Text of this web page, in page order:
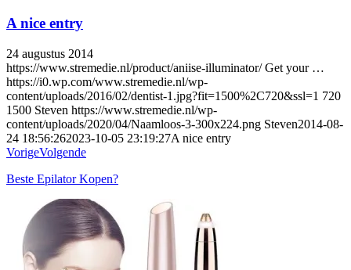
A nice entry
24 augustus 2014
https://www.stremedie.nl/product/aniise-illuminator/ Get your …
https://i0.wp.com/www.stremedie.nl/wp-
content/uploads/2016/02/dentist-1.jpg?fit=1500%2C720&ssl=1 720
1500 Steven https://www.stremedie.nl/wp-
content/uploads/2020/04/Naamloos-3-300x224.png Steven2014-08-
24 18:56:262023-10-05 23:19:27A nice entry
VorigeVolgende
Beste Epilator Kopen?